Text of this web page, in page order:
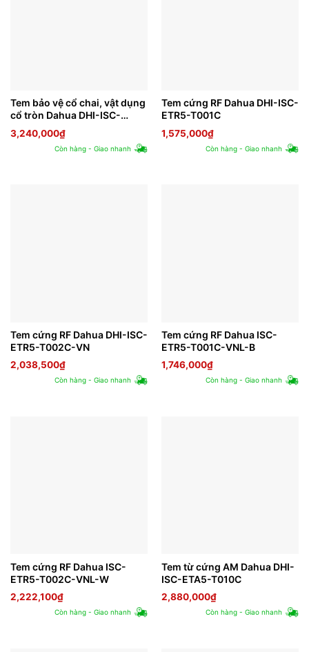
Tem bảo vệ cổ chai, vật dụng
cổ tròn Dahua DHI-ISC-
ETA5-T041
3,240,000₫
Còn hàng - Giao nhanh
Tem cứng RF Dahua DHI-ISC-
ETR5-T001C
1,575,000₫
Còn hàng - Giao nhanh
Tem cứng RF Dahua DHI-ISC-
ETR5-T002C-VN
2,038,500₫
Còn hàng - Giao nhanh
Tem cứng RF Dahua ISC-
ETR5-T001C-VNL-B
1,746,000₫
Còn hàng - Giao nhanh
Tem cứng RF Dahua ISC-
ETR5-T002C-VNL-W
2,222,100₫
Còn hàng - Giao nhanh
Tem từ cứng AM Dahua DHI-
ISC-ETA5-T010C
2,880,000₫
Còn hàng - Giao nhanh